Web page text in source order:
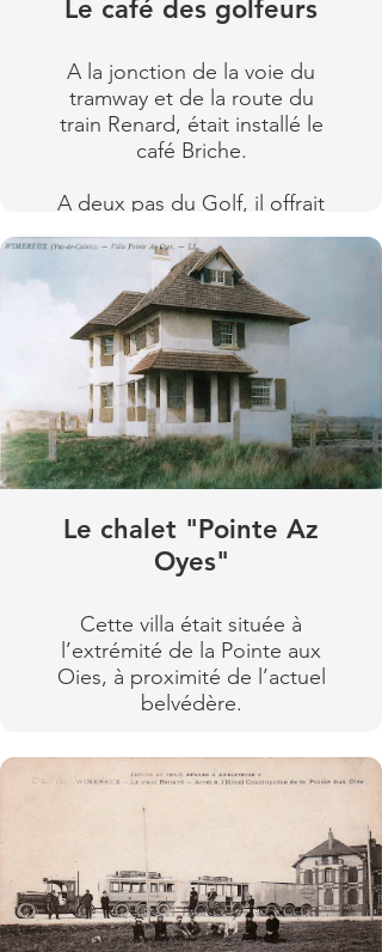
complété (1913).
Les images 3 et 4 montrent
la digue Lonquéty finie en
train Renard, le tramway
gare d'Aubengue.
Lire plus
Le café des golfeurs
A la jonction de la voie du
tramway et de la route du
train Renard, était installé le
café Briche.
A deux pas du Golf, il offrait
avec vue sur la mer et le
golf.
Crédit photo : Collection
de M. Arnaud Destombes
Lire plus
Le chalet "Pointe Az
Oyes"
Cette villa était située à
l’extrémité de la Pointe aux
Oies, à proximité de l’actuel
belvédère.
Sur une carte postale
ancienne, une certaine
Aurélie décrit qu'elle voit
transatlantiques superbes et
immenses, ainsi que des
aéroplanes".